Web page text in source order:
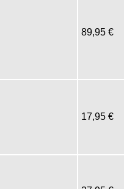
89,95 €
17,95 €